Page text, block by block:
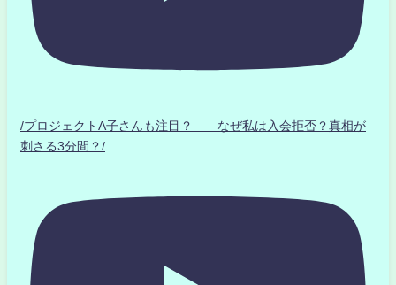
/プロジェクトA子さんも注目？ なぜ私は入会拒否？真相が
刺さる3分間？/